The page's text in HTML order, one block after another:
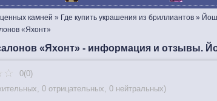
камней » Где купить украшения из бриллиантов »
«Яхонт»
«Яхонт» - информация и отзывы.
0(0)
, 0 отрицательных, 0 нейтральных)